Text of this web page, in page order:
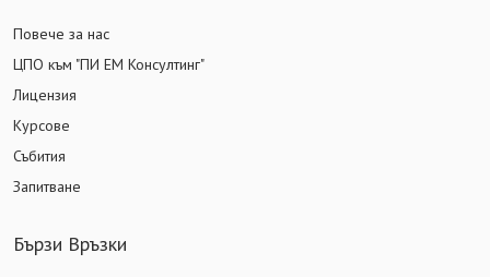
Повече за нас
ЦПО към "ПИ ЕМ Консултинг"
Лицензия
Курсове
Събития
Запитване
Бързи Връзки